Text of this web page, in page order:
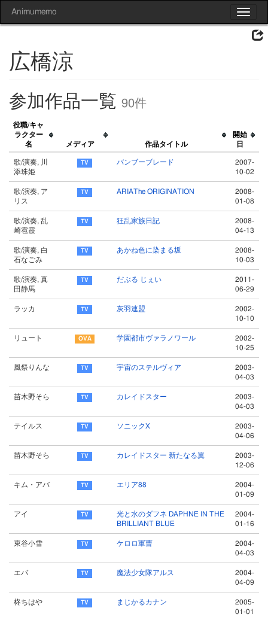
Toggle
Animumemo
広橋涼
参加作品一覧 90件
役職/キャ
ラクター
名
メディア 作品タイトル
開始
日
歌/演奏, 川
添珠姫
バンブーブレード
2007-
10-02
歌/演奏, ア
リス
ARIAThe ORIGINATION
2008-
01-08
歌/演奏, 乱
崎雹霞
狂乱家族日記
2008-
04-13
歌/演奏, 白
石なごみ
あかね色に染まる坂
2008-
10-03
歌/演奏, 真
田静馬
だぶる じぇい
2011-
06-29
ラッカ 灰羽連盟
2002-
10-10
リュート 学園都市ヴァラノワール
2002-
10-25
風祭りんな 宇宙のステルヴィア
2003-
04-03
苗木野そら カレイドスター
2003-
04-03
テイルス ソニックX
2003-
04-06
苗木野そら カレイドスター 新たなる翼
2003-
12-06
キム・アバ エリア88
2004-
01-09
アイ
光と水のダフネ DAPHNE IN THE
BRILLIANT BLUE
2004-
01-16
東谷小雪 ケロロ軍曹
2004-
04-03
エバ 魔法少女隊アルス
2004-
04-09
柊ちはや まじかるカナン
2005-
01-01